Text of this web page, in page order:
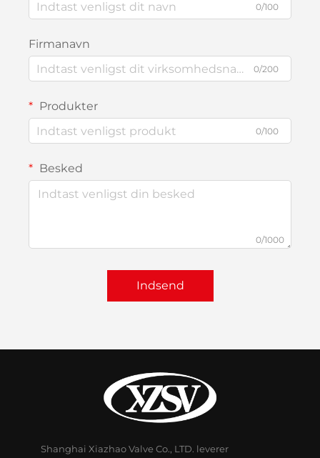
0/100
Firmanavn
0/200
Produkter
0/100
Besked
0/1000
Indsend
Shanghai Xiazhao Valve Co., LTD. leverer